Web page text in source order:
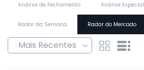
Análise de Fechamento Análise Especial
Radar da Semana Radar do Mercado